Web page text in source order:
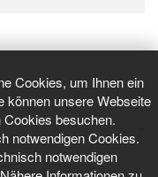
Cookies, um Ihnen ein
können unsere Webseite
besuchen.
notwendigen Cookies.
notwendigen